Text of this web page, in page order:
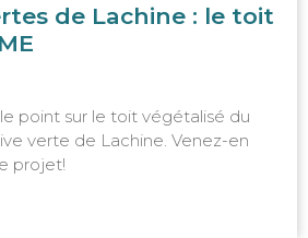
de Lachine : le toit
point sur le toit végétalisé du
verte de Lachine. Venez-en
projet!